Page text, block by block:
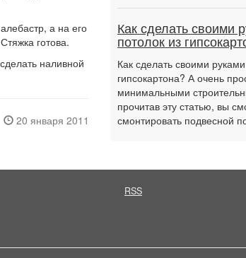
а на его
готова.
наливной
20 января 2011
Как сделать своими
потолок из
Как сделать своими
гипсокартона? А очень
минимальными
прочитав эту статью, вы
смонтировать подвесной
RSS